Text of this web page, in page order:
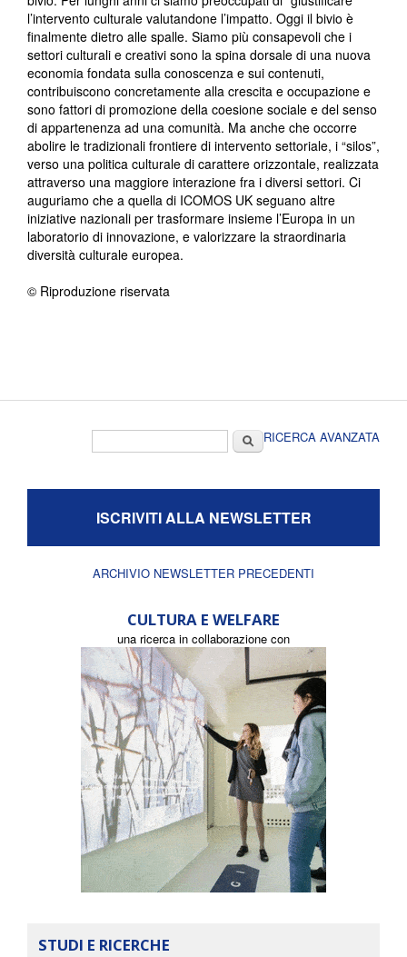
l’intervento culturale valutandone l’impatto. Oggi il bivio è
finalmente dietro alle spalle. Siamo più consapevoli che i
settori culturali e creativi sono la spina dorsale di una nuova
economia fondata sulla conoscenza e sui contenuti,
contribuiscono concretamente alla crescita e occupazione e
sono fattori di promozione della coesione sociale e del senso
di appartenenza ad una comunità. Ma anche che occorre
abolire le tradizionali frontiere di intervento settoriale, i “silos”,
verso una politica culturale di carattere orizzontale, realizzata
attraverso una maggiore interazione fra i diversi settori. Ci
auguriamo che a quella di ICOMOS UK seguano altre
iniziative nazionali per trasformare insieme l’Europa in un
laboratorio di innovazione, e valorizzare la straordinaria
diversità culturale europea.
© Riproduzione riservata
CercaRICERCA AVANZATA
ISCRIVITI ALLA NEWSLETTER
ARCHIVIO NEWSLETTER PRECEDENTI
CULTURA E WELFARE
una ricerca in collaborazione con
STUDI E RICERCHE